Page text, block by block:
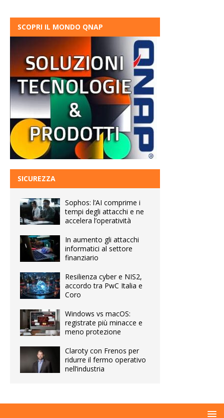
SCOPRI IL MONDO QNAP
SICUREZZA
Sophos: l’AI comprime i
tempi degli attacchi e ne
accelera l’operatività
In aumento gli attacchi
informatici al settore
finanziario
Resilienza cyber e NIS2,
accordo tra PwC Italia e
Coro
Windows vs macOS:
registrate più minacce e
meno protezione
Claroty con Frenos per
ridurre il fermo operativo
nell’industria